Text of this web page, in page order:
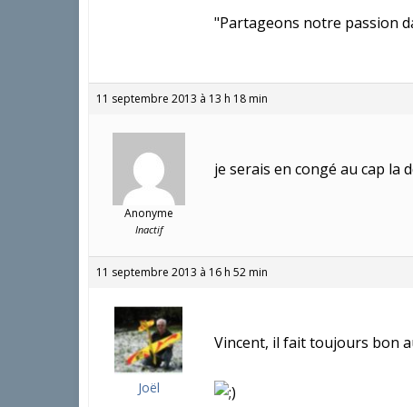
"Partageons notre passion
11 septembre 2013 à 13 h 18 min
Anonyme
Inactif
je serais en congé au cap la
11 septembre 2013 à 16 h 52 min
Joël
Vincent, il fait toujours bon